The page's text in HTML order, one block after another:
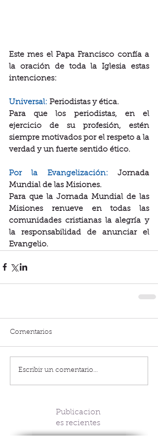
Este mes el Papa Francisco confía a
la oración de toda la Iglesia estas
intenciones:
Universal: Periodistas y ética.
Para que los periodistas, en el
ejercicio de su profesión, estén
siempre motivados por el respeto a la
verdad y un fuerte sentido ético.
Por la Evangelización: Jornada
Mundial de las Misiones.
Para que la Jornada Mundial de las
Misiones renueve en todas las
comunidades cristianas la alegría y
la responsabilidad de anunciar el
Evangelio.
Comentarios
Escribir un comentario...
Publicacion
es recientes